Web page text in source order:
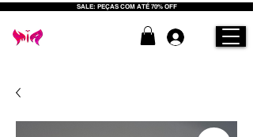
SALE: PEÇAS COM ATÉ 70% OFF